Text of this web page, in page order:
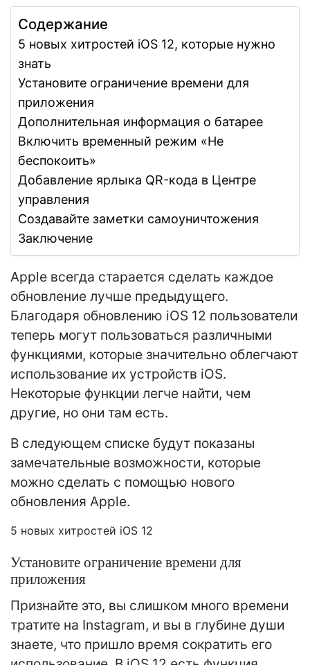
Содержание
5 новых хитростей iOS 12, которые нужно
знать
Установите ограничение времени для
приложения
Дополнительная информация о батарее
Включить временный режим «Не
беспокоить»
Добавление ярлыка QR-кода в Центре
управления
Создавайте заметки самоуничтожения
Заключение
Apple всегда старается сделать каждое
обновление лучше предыдущего.
Благодаря обновлению iOS 12 пользователи
теперь могут пользоваться различными
функциями, которые значительно облегчают
использование их устройств iOS.
Некоторые функции легче найти, чем
другие, но они там есть.
В следующем списке будут показаны
замечательные возможности, которые
можно сделать с помощью нового
обновления Apple.
5 новых хитростей iOS 12
Установите ограничение времени для
приложения
Признайте это, вы слишком много времени
тратите на Instagram, и вы в глубине души
знаете, что пришло время сократить его